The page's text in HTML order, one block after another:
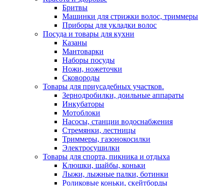
Бритвы
Машинки для стрижки волос, триммеры
Приборы для укладки волос
Посуда и товары для кухни
Казаны
Мантоварки
Наборы посуды
Ножи, ножеточки
Сковороды
Товары для приусадебных участков.
Зернодробилки, доильные аппараты
Инкубаторы
Мотоблоки
Насосы, станции водоснабжения
Стремянки, лестницы
Триммеры, газонокосилки
Электросушилки
Товары для спорта, пикника и отдыха
Клюшки, шайбы, коньки
Лыжи, лыжные палки, ботинки
Роликовые коньки, скейтборды